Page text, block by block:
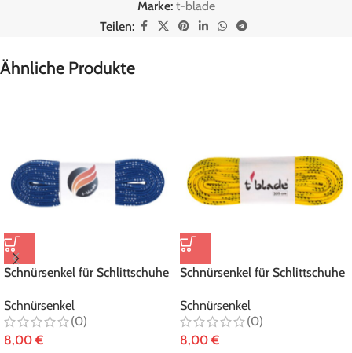
Marke: t-blade
Teilen:
Ähnliche Produkte
Schnürsenkel für Schlittschuhe
Schnürsenkel
(0)
8,00€
Schnürsenkel für Schlittschuhe
Schnürsenkel
(0)
8,00€